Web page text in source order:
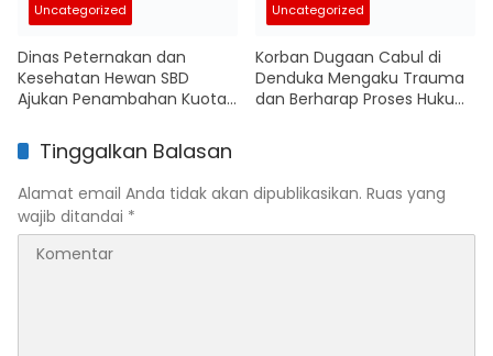
Uncategorized
Dinas Peternakan dan
Kesehatan Hewan SBD
Ajukan Penambahan Kuota
Uncategorized
Korban Dugaan Cabul di
Denduka Mengaku Trauma
dan Berharap Proses Hukum
Tinggalkan Balasan
Alamat email Anda tidak akan dipublikasikan. Ruas yang
wajib ditandai *